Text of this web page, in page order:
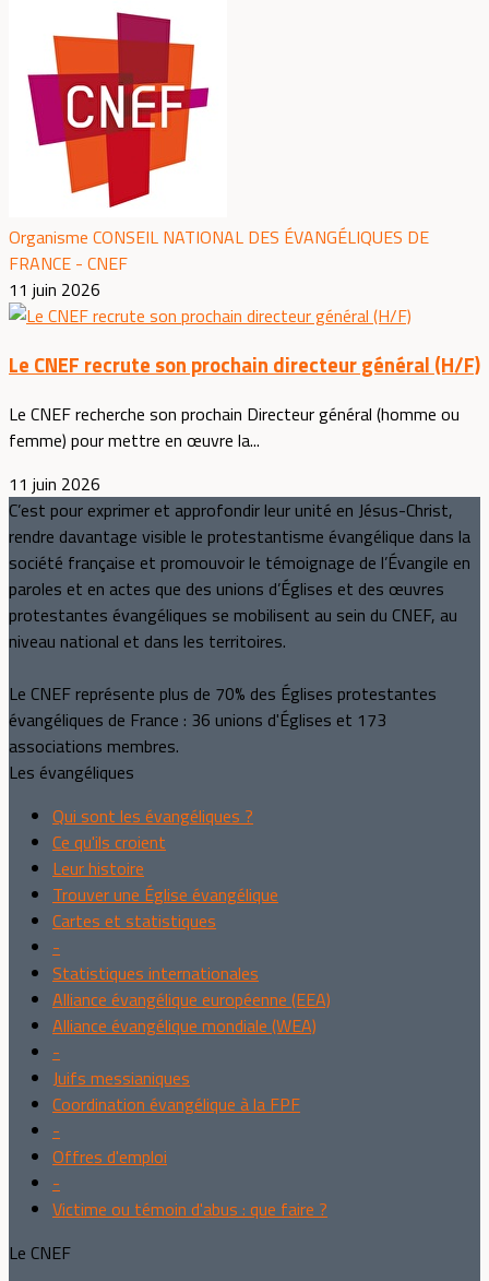
Organisme CONSEIL NATIONAL DES ÉVANGÉLIQUES DE
FRANCE - CNEF
11 juin 2026
Le CNEF recrute son prochain directeur général (H/F)
Le CNEF recherche son prochain Directeur général (homme ou
femme) pour mettre en œuvre la...
11 juin 2026
C’est pour exprimer et approfondir leur unité en Jésus-Christ,
rendre davantage visible le protestantisme évangélique dans la
société française et promouvoir le témoignage de l’Évangile en
paroles et en actes que des unions d’Églises et des œuvres
protestantes évangéliques se mobilisent au sein du CNEF, au
niveau national et dans les territoires.
Le CNEF représente plus de 70% des Églises protestantes
évangéliques de France : 36 unions d'Églises et 173
associations membres.
Les évangéliques
Qui sont les évangéliques ?
Ce qu'ils croient
Leur histoire
Trouver une Église évangélique
Cartes et statistiques
-
Statistiques internationales
Alliance évangélique européenne (EEA)
Alliance évangélique mondiale (WEA)
-
Juifs messianiques
Coordination évangélique à la FPF
-
Offres d'emploi
-
Victime ou témoin d'abus : que faire ?
Le CNEF